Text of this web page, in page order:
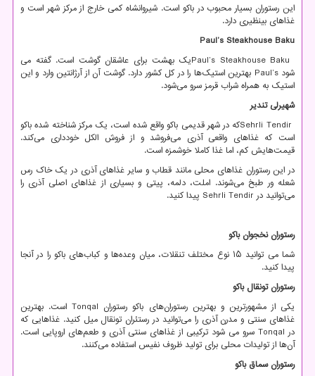
این رستوران بسیار محبوب در باکو است. شیروانشاه کمی خارج از مرکز شهر است و
غذاهای بینظیری دارد.
Paul’s Steakhouse Baku
Paul’s Steakhouse Bakuیک بهشت ​​برای عاشقان گوشت است. گفته می
شود Paul’s بهترین استیک‌ها را در کل کشور دارد. گوشت آن از آرژانتین وارد و این
استیک به همراه شراب قرمز سرو می‌شود.
شهیرلی تندیر
Sehrli Tendirکه در شهر قدیمی باکو واقع شده است، یک مرکز شناخته شده باکو
است که غذاهای واقعی آذری می‌فروشد و از فروش الکل خودداری می‌کند.
قیمت‌هایش کم، اما غذا کاملا خوشمزه است.
در این رستوران غذاهای محلی مانند قطاب و سایر غذاهای آذری در یک خاک رس
شعله ور طبخ می‌شوند. املت، دلمه، پیتی و بسیاری از غذاهای اصلی آذری را
می‌توانید درSehrli Tendir پیدا کنید.
رستوران نخجوان باکو
شما می توانید ۱۵ نوع مختلف تنقلات، میان وعده‌ها و کباب‌های باکو را در آنجا
پیدا کنید.
رستوران تونقال باکو
یکی از مشهورترین و بهترین رستوران‌های باکو رستوران Tonqal است. بهترین
غذاهای سنتی و مدرن آذری را می‌توانید در رستئران تونقال میل کنید. غذاهایی که
درTonqal سرو می شود ترکیبی از غذاهای سنتی آذری و طعم‌های اروپایی است.
آن‌ها از تولیدات محلی برای تولید ظروف نفیس استفاده می‌کنند.
رستوران سماق باکو